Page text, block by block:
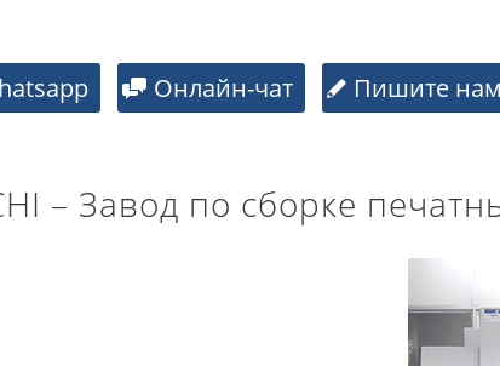
Онлайн-чат Пишите
– Завод по сборке